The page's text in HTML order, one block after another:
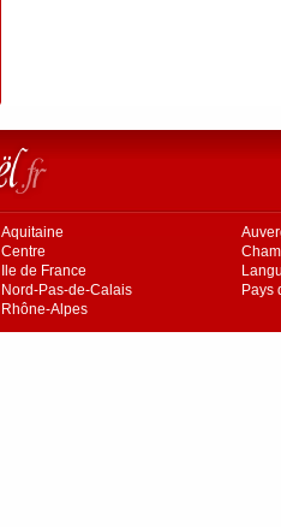
Aquitaine
Centre
Ile de France
Nord-Pas-de-Calais
Pays
Rhône-Alpes